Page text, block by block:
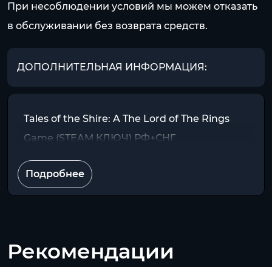
При несоблюдении условий мы можем отказать
в обслуживании без возврата средств.
ДОПОЛНИТЕЛЬНАЯ ИНФОРМАЦИЯ:
Tales of the Shire: A The Lord of The Rings
Game (STEAM КЛЮЧ) РФ+СНГ
Подробнее
Рекомендации